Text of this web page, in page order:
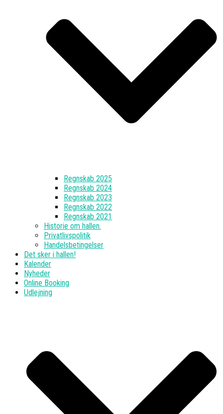
Regnskab 2025
Regnskab 2024
Regnskab 2023
Regnskab 2022
Regnskab 2021
Historie om hallen.
Privatlivspolitik
Handelsbetingelser
Det sker i hallen!
Kalender
Nyheder
Online Booking
Udlejning